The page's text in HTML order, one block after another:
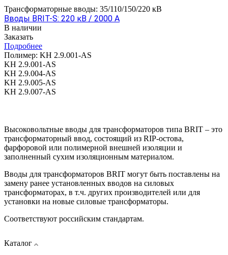
Трансформаторные вводы: 35/110/150/220 кВ
Вводы BRIT-S: 220 кВ / 2000 А
В наличии
Заказать
Подробнее
Полимер: KH 2.9.001-AS
KH 2.9.001-AS
KH 2.9.004-AS
KH 2.9.005-AS
KH 2.9.007-AS
Высоковольтные вводы для трансформаторов типа BRIT – это
трансформаторный ввод, состоящий из RIP-остова,
фарфоровой или полимерной внешней изоляции и
заполненный сухим изоляционным материалом.
Вводы для трансформаторов BRIT могут быть поставлены на
замену ранее установленных вводов на силовых
трансформаторах, в т.ч. других производителей или для
установки на новые силовые трансформаторы.
Соответствуют российским стандартам.
Каталог